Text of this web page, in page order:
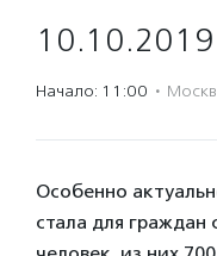
10.10.2019
Начало: 11:00 ·
Особенно
стала для